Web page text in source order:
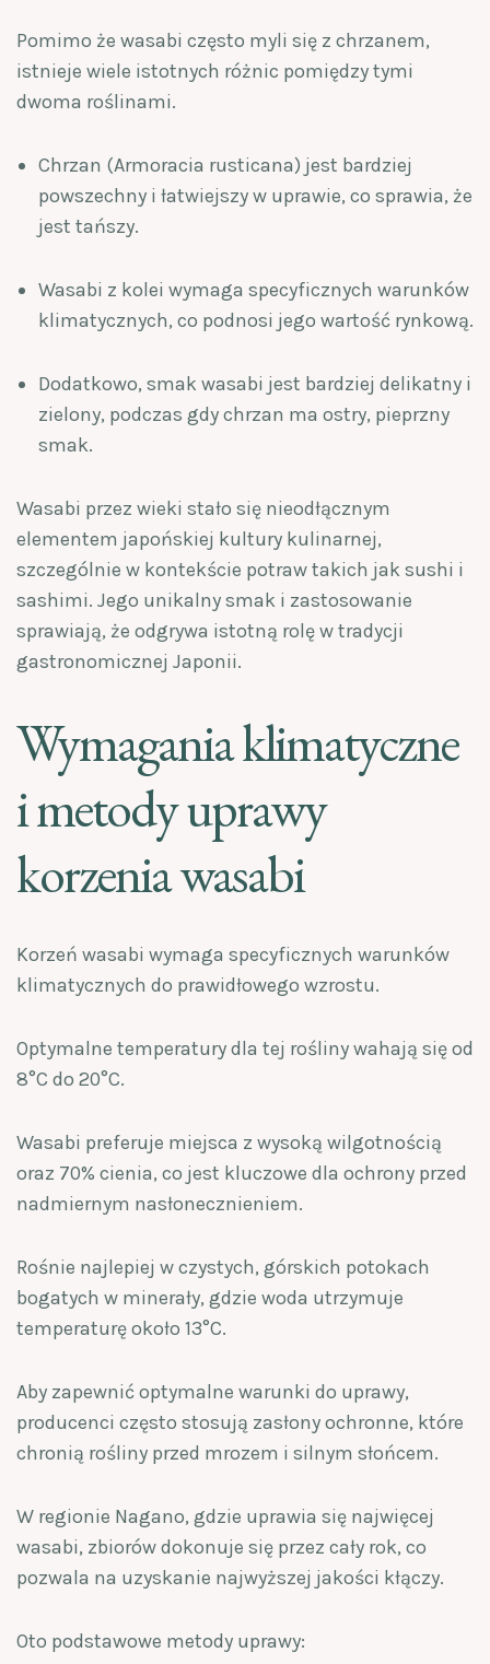
Pomimo że wasabi często myli się z chrzanem,
istnieje wiele istotnych różnic pomiędzy tymi
dwoma roślinami.
Chrzan (Armoracia rusticana) jest bardziej
powszechny i łatwiejszy w uprawie, co sprawia, że
jest tańszy.
Wasabi z kolei wymaga specyficznych warunków
klimatycznych, co podnosi jego wartość rynkową.
Dodatkowo, smak wasabi jest bardziej delikatny i
zielony, podczas gdy chrzan ma ostry, pieprzny
smak.
Wasabi przez wieki stało się nieodłącznym
elementem japońskiej kultury kulinarnej,
szczególnie w kontekście potraw takich jak sushi i
sashimi. Jego unikalny smak i zastosowanie
sprawiają, że odgrywa istotną rolę w tradycji
gastronomicznej Japonii.
Wymagania klimatyczne
i metody uprawy
korzenia wasabi
Korzeń wasabi wymaga specyficznych warunków
klimatycznych do prawidłowego wzrostu.
Optymalne temperatury dla tej rośliny wahają się od
8°C do 20°C.
Wasabi preferuje miejsca z wysoką wilgotnością
oraz 70% cienia, co jest kluczowe dla ochrony przed
nadmiernym nasłonecznieniem.
Rośnie najlepiej w czystych, górskich potokach
bogatych w minerały, gdzie woda utrzymuje
temperaturę około 13°C.
Aby zapewnić optymalne warunki do uprawy,
producenci często stosują zasłony ochronne, które
chronią rośliny przed mrozem i silnym słońcem.
W regionie Nagano, gdzie uprawia się najwięcej
wasabi, zbiorów dokonuje się przez cały rok, co
pozwala na uzyskanie najwyższej jakości kłączy.
Oto podstawowe metody uprawy: